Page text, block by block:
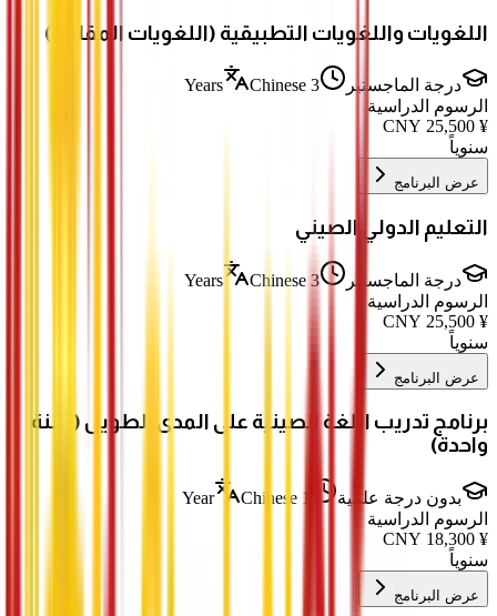
اللغويات واللغويات التطبيقية (اللغويات المقارنة)
درجة الماجستير 3 Years
Chinese
الرسوم الدراسية
¥
25,500
سنوياً
عرض البرنامج
التعليم الدولي الصيني
درجة الماجستير 3 Years
Chinese
الرسوم الدراسية
¥
25,500
سنوياً
عرض البرنامج
برنامج تدريب اللغة الصينية على المدى الطويل (سنة
واحدة)
بدون درجة علمية 1 Year
Chinese
الرسوم الدراسية
¥
18,300
سنوياً
عرض البرنامج